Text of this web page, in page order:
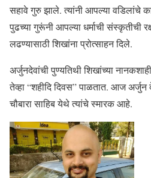
सहावे गुरु झाले. त्यांनी आपल्या वडिलांचे
पुढच्या गुरूंनी आपल्या धर्माची संस्कृतीची
लढण्यासाठी शिखांना प्रोत्साहन दिले.
अर्जुनदेवांची पुण्यतिथी शिखांच्या
तेव्हा “शहीदि दिवस” पाळतात. आज अर्जुन
चौबारा साहिब येथे त्यांचे स्मारक आहे.